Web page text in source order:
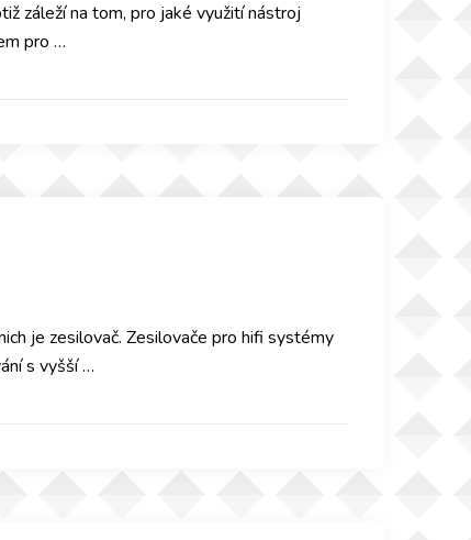
záleží na tom, pro jaké využití nástroj
pro …
je zesilovač. Zesilovače pro hifi systémy
s vyšší …